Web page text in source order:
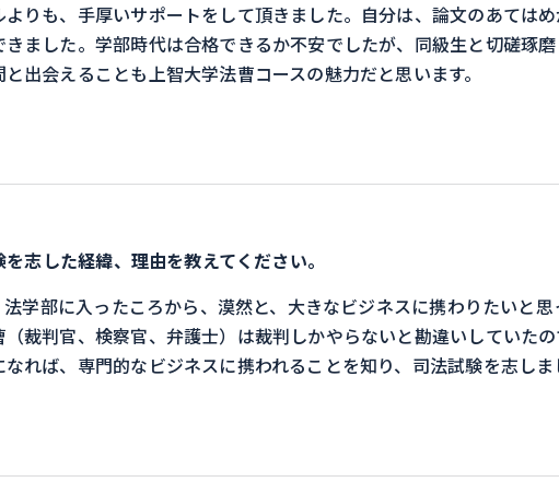
よりも、手厚いサポートをして頂きました。自分は、論文のあては
きました。学部時代は合格できるか不安でしたが、同級生と切磋琢
と出会えることも上智大学法曹コースの魅力だと思います。
志した経緯、理由を教えてください。
法学部に入ったころから、漠然と、大きなビジネスに携わりたいと
（裁判官、検察官、弁護士）は裁判しかやらないと勘違いしていた
れば、専門的なビジネスに携われることを知り、司法試験を志しま